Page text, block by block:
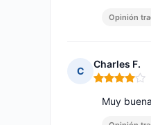
Opinión
C
Charles F.
Nota: 4 de 5
Muy